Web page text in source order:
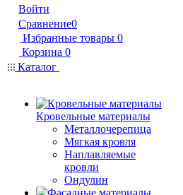
Войти
Сравнение0
Избранные товары 0
Корзина 0
Каталог
Кровельные материалы
Металлочерепица
Мягкая кровля
Наплавляемые
кровли
Ондулин